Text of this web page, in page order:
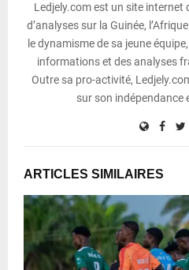
Ledjely.com est un site internet
d’analyses sur la Guinée,
le dynamisme de sa jeune
informations et des analyses
Outre sa pro-activité,
sur son indépendance
ARTICLES SIMILAIRES